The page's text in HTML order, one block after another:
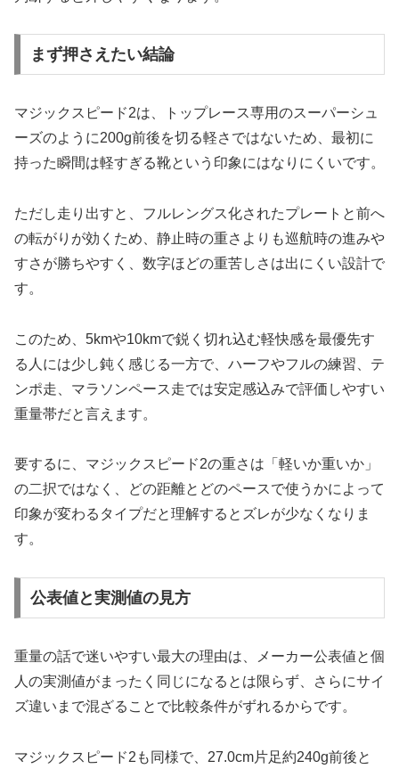
まず押さえたい結論
マジックスピード2は、トップレース専用のスーパーシュ
ーズのように200g前後を切る軽さではないため、最初に
持った瞬間は軽すぎる靴という印象にはなりにくいです。
ただし走り出すと、フルレングス化されたプレートと前へ
の転がりが効くため、静止時の重さよりも巡航時の進みや
すさが勝ちやすく、数字ほどの重苦しさは出にくい設計で
す。
このため、5kmや10kmで鋭く切れ込む軽快感を最優先す
る人には少し鈍く感じる一方で、ハーフやフルの練習、テ
ンポ走、マラソンペース走では安定感込みで評価しやすい
重量帯だと言えます。
要するに、マジックスピード2の重さは「軽いか重いか」
の二択ではなく、どの距離とどのペースで使うかによって
印象が変わるタイプだと理解するとズレが少なくなりま
す。
公表値と実測値の見方
重量の話で迷いやすい最大の理由は、メーカー公表値と個
人の実測値がまったく同じになるとは限らず、さらにサイ
ズ違いまで混ざることで比較条件がずれるからです。
マジックスピード2も同様で、27.0cm片足約240g前後と